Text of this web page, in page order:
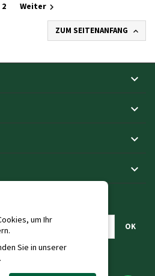
2 Weiter 
ZUM SEITENANFANG 




um Ihr
Sie in unserer
.